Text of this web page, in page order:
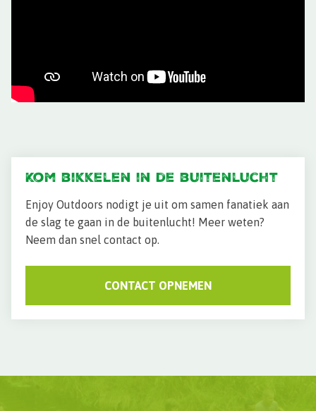
Kom bikkelen in de buitenlucht
Enjoy Outdoors nodigt je uit om samen fanatiek aan
de slag te gaan in de buitenlucht! Meer weten?
Neem dan snel contact op.
CONTACT OPNEMEN